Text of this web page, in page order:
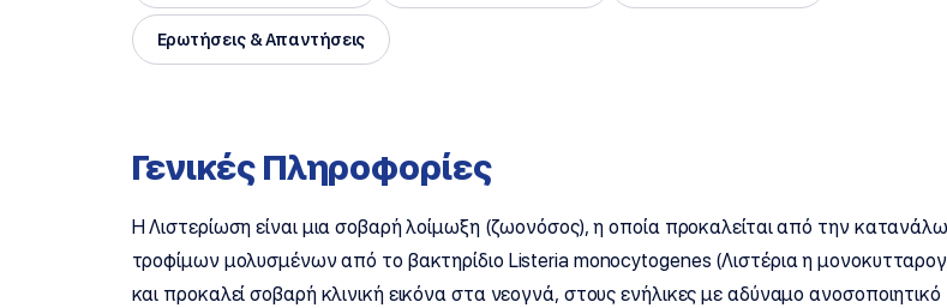
Ερωτήσεις & Απαντήσεις
Γενικές Πληροφορίες
Η Λιστερίωση είναι μια σοβαρή λοίμωξη (ζωονόσος), η οποία προκαλείται από την
τροφίμων μολυσμένων από το βακτηρίδιο Listeria monocytogenes (Λιστέρια η
και προκαλεί σοβαρή κλινική εικόνα στα νεογνά, στους ενήλικες με αδύναμο ανοσοποιητικό